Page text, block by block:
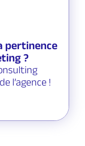
pertinence
?
l’agence !